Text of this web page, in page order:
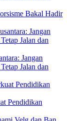
Bakal Hadir
Jangan
Jalan dan
Pendidikan